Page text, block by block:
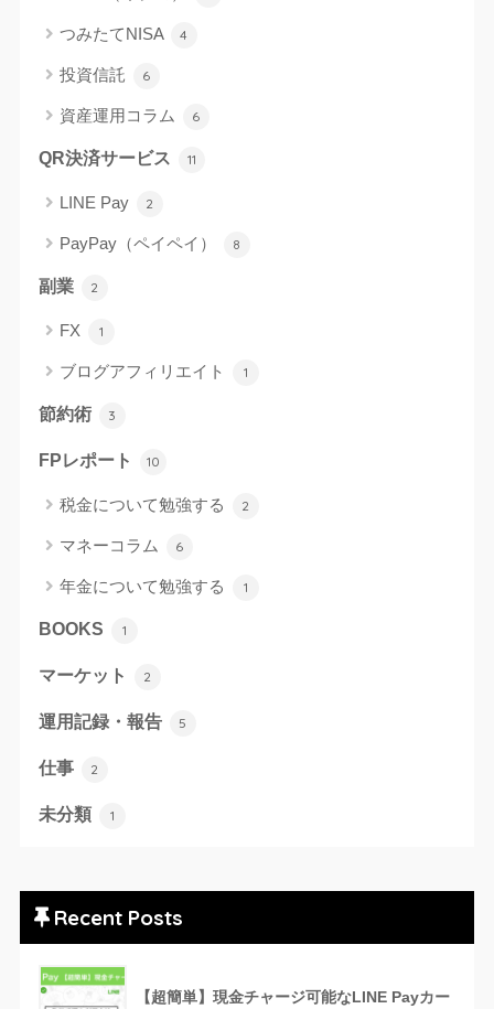
つみたてNISA 4
投資信託 6
資産運用コラム 6
QR決済サービス 11
LINE Pay 2
PayPay（ペイペイ） 8
副業 2
FX 1
ブログアフィリエイト 1
節約術 3
FPレポート 10
税金について勉強する 2
マネーコラム 6
年金について勉強する 1
BOOKS 1
マーケット 2
運用記録・報告 5
仕事 2
未分類 1
Recent Posts
【超簡単】現金チャージ可能なLINE Payカー